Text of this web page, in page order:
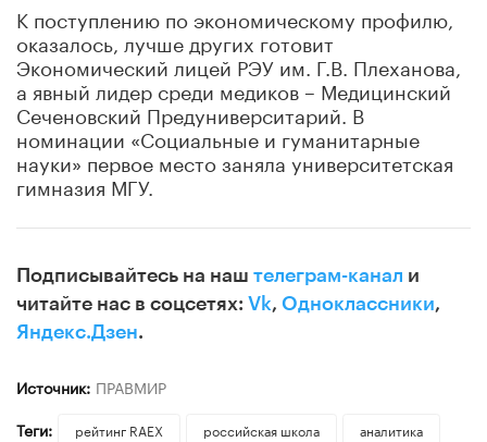
К поступлению по экономическому профилю,
оказалось, лучше других готовит
Экономический лицей РЭУ им. Г.В. Плеханова,
а явный лидер среди медиков – Медицинский
Сеченовский Предуниверситарий. В
номинации «Социальные и гуманитарные
науки» первое место заняла университетская
гимназия МГУ.
Подписывайтесь на наш телеграм-канал и
читайте нас в соцсетях: Vk, Одноклассники,
Яндекс.Дзен.
Источник: ПРАВМИР
Теги:
рейтинг RAEX российская школа аналитика